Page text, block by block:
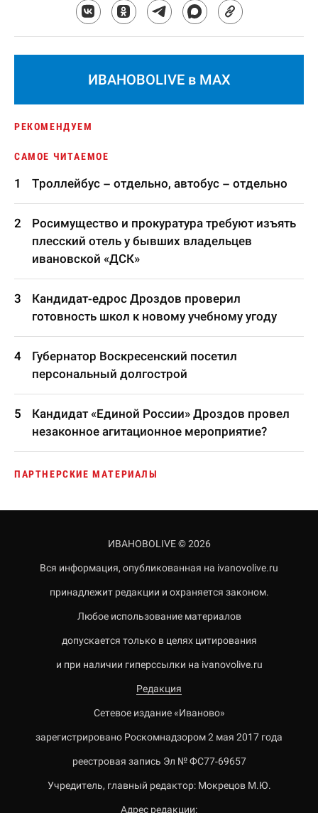
ИВАНОВОLIVE в MAX
РЕКОМЕНДУЕМ
САМОЕ ЧИТАЕМОЕ
Троллейбус – отдельно, автобус – отдельно
Росимущество и прокуратура требуют изъять
плесский отель у бывших владельцев
ивановской «ДСК»
Кандидат-едрос Дроздов проверил
готовность школ к новому учебному угоду
Губернатор Воскресенский посетил
персональный долгострой
Кандидат «Единой России» Дроздов провел
незаконное агитационное мероприятие?
ПАРТНЕРСКИЕ МАТЕРИАЛЫ
ИВАНОВОLIVE © 2026
Вся информация, опубликованная на ivanovolive.ru
принадлежит редакции и охраняется законом.
Любое использование материалов
допускается только в целях цитирования
и при наличии гиперссылки на ivanovolive.ru
Редакция
Сетевое издание «Иваново»
зарегистрировано Роскомнадзором 2 мая 2017 года
реестровая запись Эл № ФС77-69657
Учредитель, главный редактор: Мокрецов М.Ю.
Адрес редакции: